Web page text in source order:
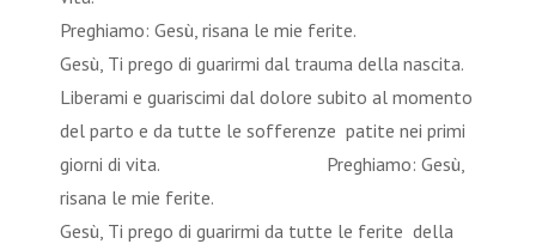
Preghiamo: Gesù, risana le mie ferite.
Gesù, Ti prego di guarirmi dal trauma della nascita.
Liberami e guariscimi dal dolore subito al momento
del parto e da tutte le sofferenze patite nei primi
giorni di vita. Preghiamo: Gesù,
risana le mie ferite.
Gesù, Ti prego di guarirmi da tutte le ferite della